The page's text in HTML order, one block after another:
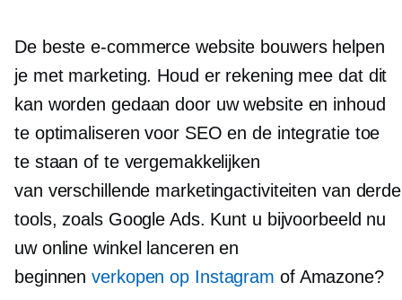
De beste e-commerce website bouwers helpen
je met marketing. Houd er rekening mee dat dit
kan worden gedaan door uw website en inhoud
te optimaliseren voor SEO en de integratie toe
te staan ​​of te vergemakkelijken
van verschillende marketingactiviteiten van
tools, zoals Google Ads. Kunt u bijvoorbeeld nu
uw online winkel lanceren en
beginnenverkopen op Instagram of Amazone?